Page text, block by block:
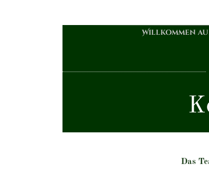
Willkommen
Das